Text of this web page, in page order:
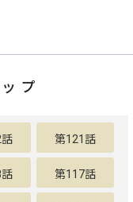
プ
第121話
第117話